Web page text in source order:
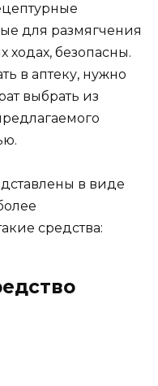
для размягчения
ходах, безопасны.
в аптеку, нужно
выбрать из
в виде
средства: